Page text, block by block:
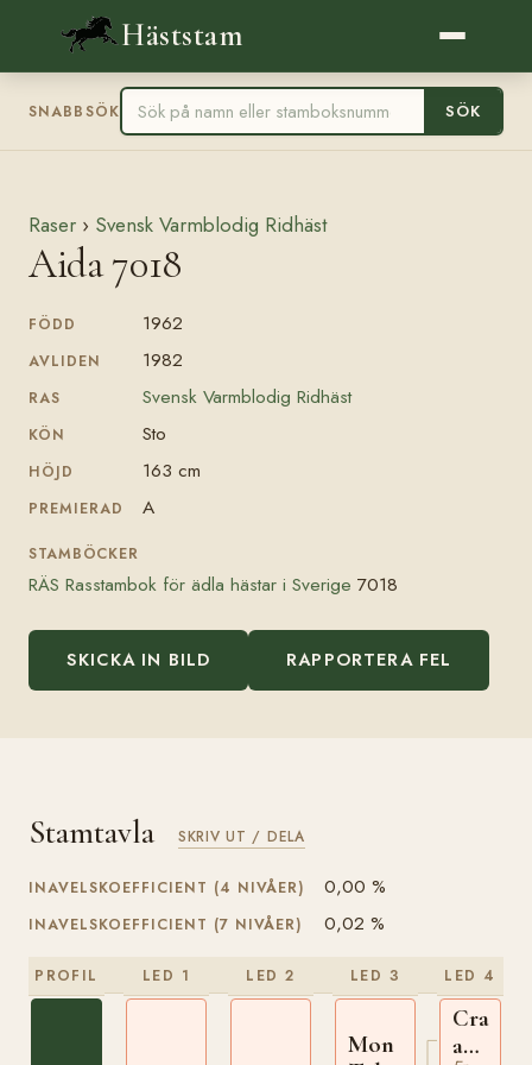
Häststam
SNABBSÖK SÖK
Raser › Svensk Varmblodig Ridhäst
Aida 7018
FÖDD 1962
AVLIDEN 1982
RAS Svensk Varmblodig Ridhäst
KÖN Sto
HÖJD 163 cm
PREMIERAD A
STAMBÖCKER
RÄS Rasstambok för ädla hästar i Sverige 7018
SKICKA IN BILD RAPPORTERA FEL
Stamtavla SKRIV UT / DELA
INAVELSKOEFFICIENT (4 NIVÅER) 0,00 %
INAVELSKOEFFICIENT (7 NIVÅER) 0,02 %
PROFIL LED 1 LED 2 LED 3
Mon
LED 4
Craig
an